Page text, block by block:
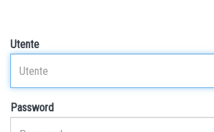
Utente
Password